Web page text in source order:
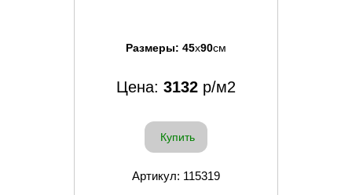
Размеры: 45x90см
Цена: 3132 р/м2
Купить
Артикул: 115319